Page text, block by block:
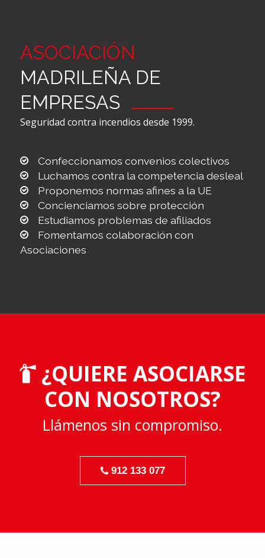
ASOCIACIÓN
MADRILEÑA DE
EMPRESAS
Seguridad contra incendios desde 1999.
Confeccionamos convenios colectivos
Luchamos contra la competencia desleal
Proponemos normas afines a la UE
Concienciamos sobre protección
Estudiamos problemas de afiliados
Fomentamos colaboración con
Asociaciones
¿QUIERE ASOCIARSE
CON NOSOTROS?
Llámenos sin compromiso.
912 133 077